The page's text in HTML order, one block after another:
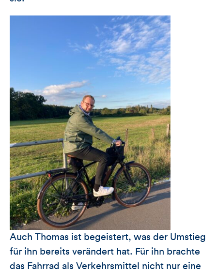
Auch Thomas ist begeistert, was der Umstieg
für ihn bereits verändert hat. Für ihn brachte
das Fahrrad als Verkehrsmittel nicht nur eine